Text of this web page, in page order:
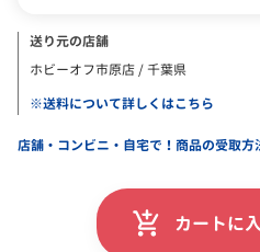
送り元の店舗
ホビーオフ市原店 / 千葉県
※送料について詳しくはこちら
店舗・コンビニ・自宅で！商品の受取方
カートに